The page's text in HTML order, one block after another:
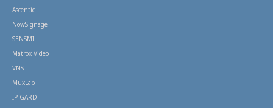
Ascentic
NowSignage
SENSMI
Matrox Video
VNS
MuxLab
IP GARD